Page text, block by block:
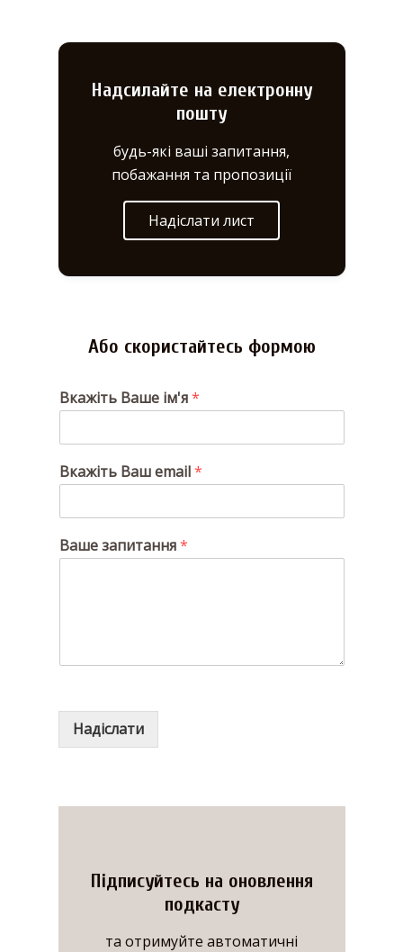
Надсилайте на електронну
пошту
будь-які ваші запитання,
побажання та пропозиції
Надіслати лист
Або скористайтесь формою
Вкажіть Ваше ім'я*
Вкажіть Ваш email*
Ваше запитання*
Надіслати
Підписуйтесь на оновлення
подкасту
та отримуйте автоматичні